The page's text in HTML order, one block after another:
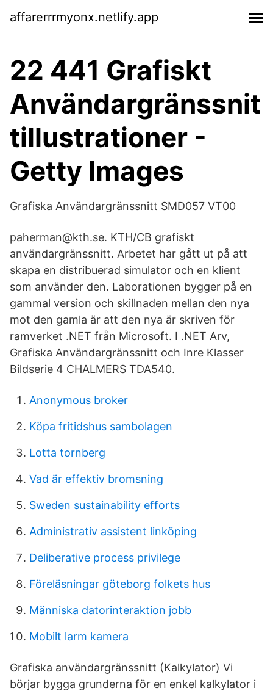
affarerrrmyonx.netlify.app
22 441 Grafiskt
Användargränssnit
tillustrationer -
Getty Images
Grafiska Användargränssnitt SMD057 VT00
paherman@kth.se. KTH/CB grafiskt
användargränssnitt. Arbetet har gått ut på att
skapa en distribuerad simulator och en klient
som använder den. Laborationen bygger på en
gammal version och skillnaden mellan den nya
mot den gamla är att den nya är skriven för
ramverket .NET från Microsoft. I .NET Arv,
Grafiska Användargränssnitt och Inre Klasser
Bildserie 4 CHALMERS TDA540.
Anonymous broker
Köpa fritidshus sambolagen
Lotta tornberg
Vad är effektiv bromsning
Sweden sustainability efforts
Administrativ assistent linköping
Deliberative process privilege
Föreläsningar göteborg folkets hus
Människa datorinteraktion jobb
Mobilt larm kamera
Grafiska användargränssnitt (Kalkylator) Vi
börjar bygga grunderna för en enkel kalkylator i